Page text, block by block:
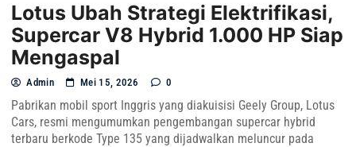
Lotus Ubah Strategi Elektrifikasi,
Supercar V8 Hybrid 1.000 HP Siap
Mengaspal
Admin Mei 15, 2026 0
Pabrikan mobil sport Inggris yang diakuisisi Geely Group, Lotus
Cars, resmi mengumumkan pengembangan supercar hybrid
terbaru berkode Type 135 yang dijadwalkan meluncur pada